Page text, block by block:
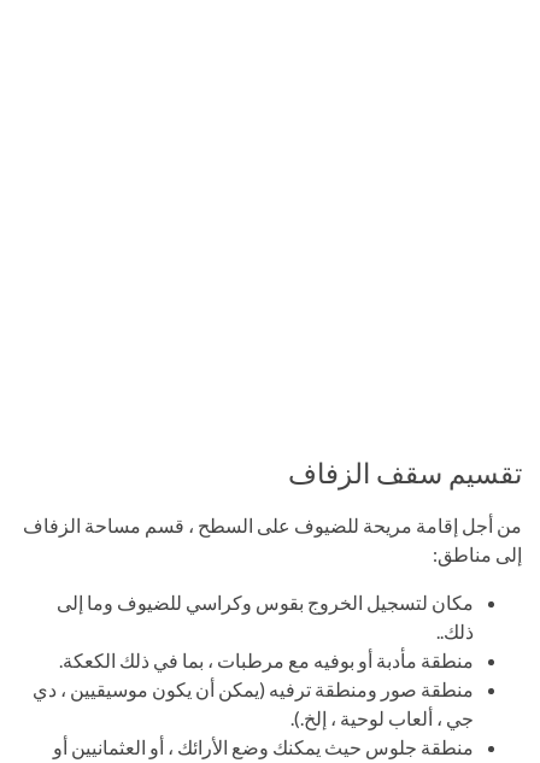
تقسيم سقف الزفاف
من أجل إقامة مريحة للضيوف على السطح ، قسم مساحة الزفاف
إلى مناطق:
مكان لتسجيل الخروج بقوس وكراسي للضيوف وما إلى
ذلك..
منطقة مأدبة أو بوفيه مع مرطبات ، بما في ذلك الكعكة.
منطقة صور ومنطقة ترفيه (يمكن أن يكون موسيقيين ، دي
جي ، ألعاب لوحية ، إلخ.).
منطقة جلوس حيث يمكنك وضع الأرائك ، أو العثمانيين أو